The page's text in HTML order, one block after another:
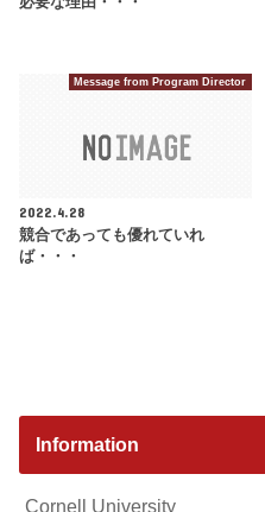
Message from Program Director
2022.4.28
競合であっても優れていれ
ば・・・
Information
Cornell University